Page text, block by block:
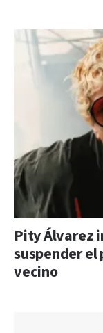
Pity Álvarez
suspender el
vecino